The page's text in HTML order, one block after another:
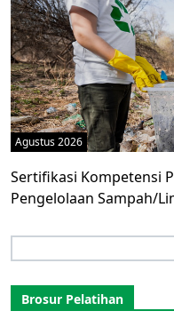
Agustus 2026
Sertifikasi Kompetensi
Pengelolaan Sampah/
for:
Brosur Pelatihan